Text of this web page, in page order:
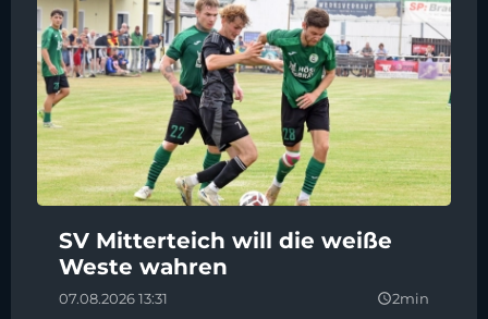
SV Mitterteich will die weiße
Weste wahren
07.08.2026 13:31 query_builder2min